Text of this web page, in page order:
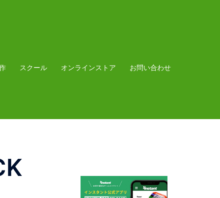
スクール オンラインストア お問い合わせ